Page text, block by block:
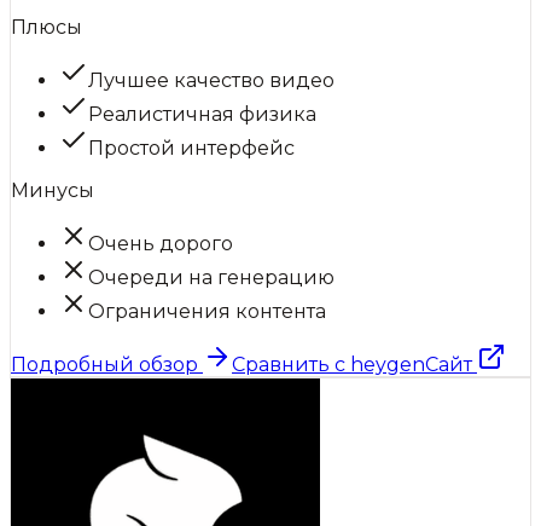
Плюсы
Лучшее качество видео
Реалистичная физика
Простой интерфейс
Минусы
Очень дорого
Очереди на генерацию
Ограничения контента
Подробный обзор Сравнить с heygenСайт